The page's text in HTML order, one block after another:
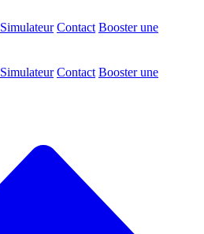
Simulateur Contact Booster une
Simulateur Contact Booster une